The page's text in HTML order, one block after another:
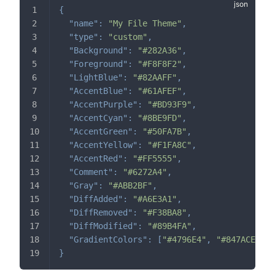
{
"name" : "My File Theme" ,
"type" : "custom" ,
"Background" : "#282A36" ,
"Foreground" : "#F8F8F2" ,
"LightBlue" : "#82AAFF" ,
"AccentBlue" : "#61AFEF" ,
"AccentPurple" : "#BD93F9" ,
"AccentCyan" : "#8BE9FD" ,
"AccentGreen" : "#50FA7B" ,
"AccentYellow" : "#F1FA8C" ,
"AccentRed" : "#FF5555" ,
"Comment" : "#6272A4" ,
"Gray" : "#ABB2BF" ,
"DiffAdded" : "#A6E3A1" ,
"DiffRemoved" : "#F38BA8" ,
"DiffModified" : "#89B4FA" ,
"GradientColors" : [ "#4796E4" , "#847ACE"
}